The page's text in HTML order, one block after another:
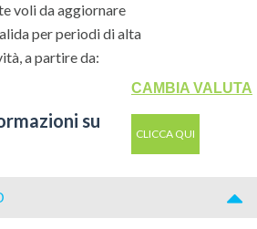
analcoliche e alcoliche locali in
presso i bar dei complessi Merril's II e
su
CLICCA QUI
voli da aggiornare
per periodi di alta
a partire da:
CAMBIA VALUTA
su
CLICCA QUI